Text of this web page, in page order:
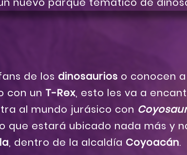
de los dinosaurios o conocen a
con un T-Rex, esto les va a
al mundo jurásico con
que estará ubicado nada más y
, dentro de la alcaldía Coyoacán.